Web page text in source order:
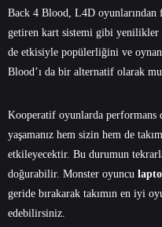
Back 4 Blood, L4D oyunlarından
getiren kart sistemi gibi
de etkisiyle popülerliğini ve
Blood’ı da bir alternatif olarak
Kooperatif oyunlarda performans
yaşamanız hem sizin hem de
etkileyecektir. Bu durumun
doğurabilir. Monster oyuncu
geride bırakarak takımın en iyi
edebilirsiniz.